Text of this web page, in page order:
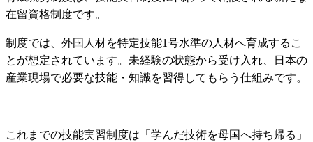
在留資格制度です。
制度では、外国人材を特定技能1号水準の人材へ育成するこ
とが想定されています。未経験の状態から受け入れ、日本の
産業現場で必要な技能・知識を習得してもらう仕組みです。
これまでの技能実習制度は「学んだ技術を母国へ持ち帰る」